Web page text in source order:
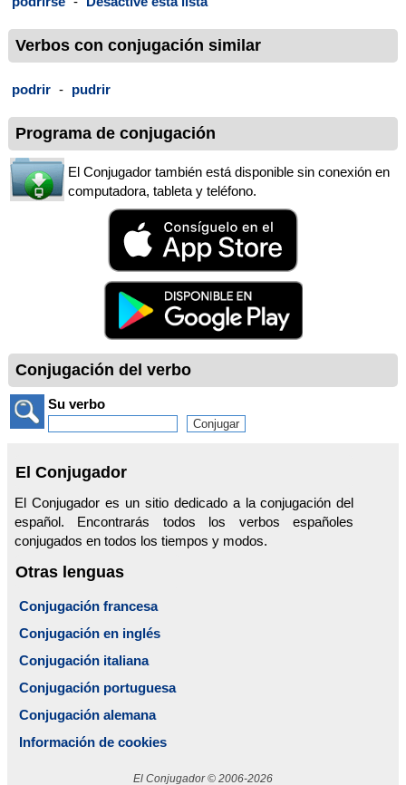
Verbos con conjugación similar
podrir - pudrir
Programa de conjugación
El Conjugador también está disponible sin conexión en
computadora, tableta y teléfono.
Conjugación del verbo
Su verbo
El Conjugador
El Conjugador es un sitio dedicado a la conjugación del
español. Encontrarás todos los verbos españoles
conjugados en todos los tiempos y modos.
Otras lenguas
Conjugación francesa
Conjugación en inglés
Conjugación italiana
Conjugación portuguesa
Conjugación alemana
Información de cookies
El Conjugador © 2006-2026